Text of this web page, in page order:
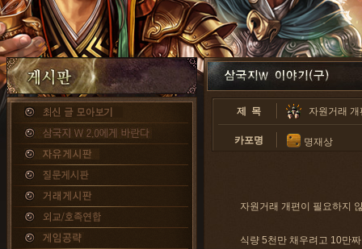
제 목 자원거래
카포명 명재상
자원거래 개편이 필요하지
식량 5천만 채우려고 10만